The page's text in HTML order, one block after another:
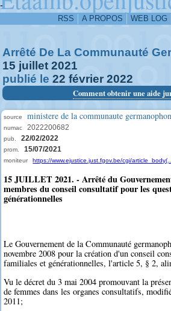
-
RSS A PROPOS WEB LOG
Arrêté De La Communauté
15 juillet 2021
publié le 22 février 2022
Comment obtenir une aide
source ministere de la communaute
numac 2022200682
pub. 22/02/2022
prom. 15/07/2021
moniteur https://www.ejustice.just.fgov.be/cgi/
15 JUILLET 2021. - Arrêté du
membres du conseil consultatif pour les
générationnelles
Le Gouvernement de la Communauté
novembre 2008 pour la création d'un conseil
familiales et générationnelles, l'article 5, § 2,
Vu le décret du 3 mai 2004 promouvant la
de femmes dans les organes consultatifs,
2011;